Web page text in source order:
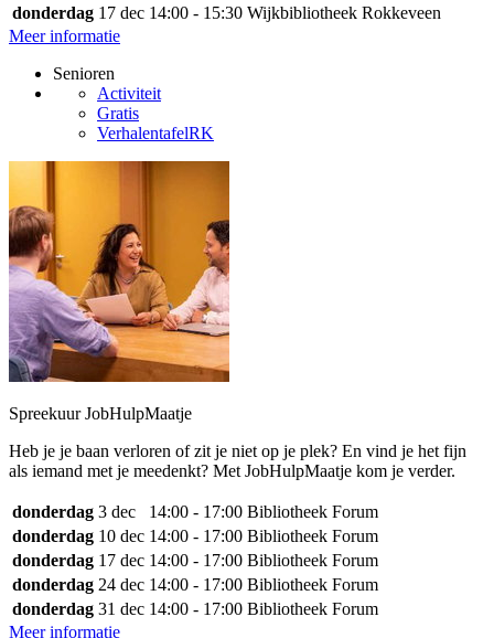
donderdag 17 dec 14:00 - 15:30 Wijkbibliotheek Rokkeveen
Meer informatie
Senioren
Activiteit
Gratis
VerhalentafelRK
Spreekuur JobHulpMaatje
Heb je je baan verloren of zit je niet op je plek? En vind je het fijn
als iemand met je meedenkt? Met JobHulpMaatje kom je verder.
donderdag 3 dec 14:00 - 17:00 Bibliotheek Forum
donderdag 10 dec 14:00 - 17:00 Bibliotheek Forum
donderdag 17 dec 14:00 - 17:00 Bibliotheek Forum
donderdag 24 dec 14:00 - 17:00 Bibliotheek Forum
donderdag 31 dec 14:00 - 17:00 Bibliotheek Forum
Meer informatie